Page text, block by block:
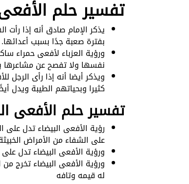
تفسير حلم
يذكر الإمام صادق أنه إذا
بفترة صعبة جدًا بسبب أعدائها.
ورؤية العزباء لأفعى حمراء
نفسها ولا تفصح عن
ويذكر أيضا أنه إذا رأى
كثيرا وبحياتهم الطيبة ويدل
تفسير حلم الأفعى
رؤية الأفعى البيضاء تدل على
على الشفاء من الأمراض
ورؤية الأفعى البيضاء تدل
ورؤية الأفعى البيضاء تخرج
له قيمه وتافه